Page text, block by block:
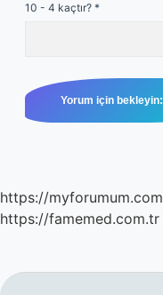
10 - 4 kaçtır? *
https://myforumum.com
https://famemed.com.tr